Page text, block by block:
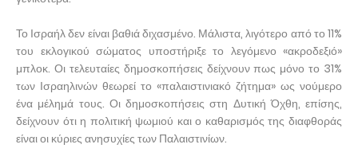
Το Ισραήλ δεν είναι βαθιά διχασμένο. Μάλιστα, λιγότερο από το 11%
του εκλογικού σώματος υποστήριξε το λεγόμενο «ακροδεξιό»
μπλοκ. Οι τελευταίες δημοσκοπήσεις δείχνουν πως μόνο το 31%
των Ισραηλινών θεωρεί το «παλαιστινιακό ζήτημα» ως νούμερο
ένα μέλημά τους. Οι δημοσκοπήσεις στη Δυτική Όχθη, επίσης,
δείχνουν ότι η πολιτική ψωμιού και ο καθαρισμός της διαφθοράς
είναι οι κύριες ανησυχίες των Παλαιστινίων.